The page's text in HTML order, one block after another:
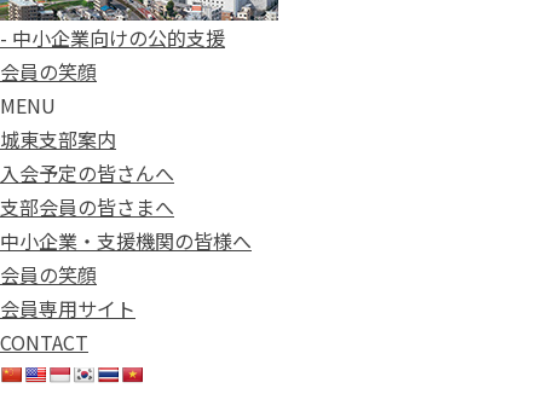
- 中小企業向けの公的支援
会員の笑顔
MENU
城東支部案内
入会予定の皆さんへ
支部会員の皆さまへ
中小企業・支援機関の皆様へ
会員の笑顔
会員専用サイト
CONTACT